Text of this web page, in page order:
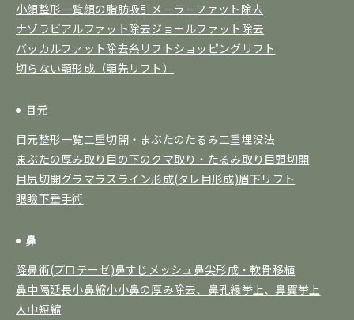
小顔整形一覧顔の脂肪吸引 メーラーファット除去
ナゾラビアルファット除去ジョールファット除去
バッカルファット除去糸リフトショッピングリフト
切らない顎形成（顎先リフト）
目元
目元整形一覧二重切開・まぶたのたるみ二重埋没法
まぶたの厚み取り 目の下のクマ取り・たるみ取り 目頭切開
目尻切開グラマラスライン形成(タレ目形成)眉下リフト
眼瞼下垂手術
鼻
隆鼻術(プロテーゼ)鼻すじメッシュ鼻尖形成・軟骨移植
鼻中隔延長小鼻縮小小鼻の厚み除去、鼻孔縁挙上、鼻翼挙上
人中短縮